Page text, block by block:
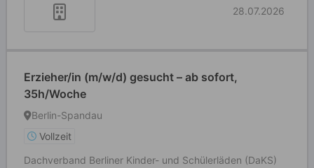
28.07.2026
Erzieher/in (m/w/d) gesucht – ab sofort,
35h/Woche
Berlin-Spandau
Vollzeit
Dachverband Berliner Kinder- und Schülerläden (DaKS)